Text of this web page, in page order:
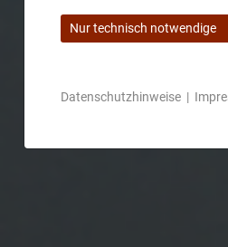
Nur technisch notwendige
Datenschutzhinweise |